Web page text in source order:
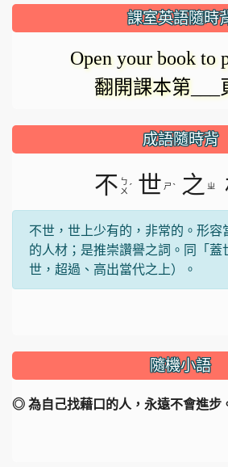
正
載
入。
課室英語隨時
Open your book to
翻開課本第___
成語隨時背
不 ㄅ
ㄨ ˊ 世 ㄕ ˋ 之 ㄓ
不世，世上少有的，非常的。形容
的人材；是推崇讚譽之詞。同「蓋
世，超過、高出當代之上）。
隨機小語
◎ 為自己找藉口的人，永遠不會進步